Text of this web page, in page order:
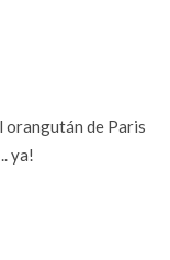
orangután de Paris
ya!